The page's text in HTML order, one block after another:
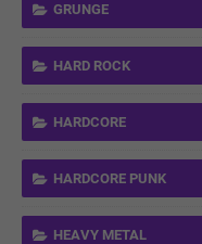
GRUNGE
HARD ROCK
HARDCORE
HARDCORE PUNK
HEAVY METAL